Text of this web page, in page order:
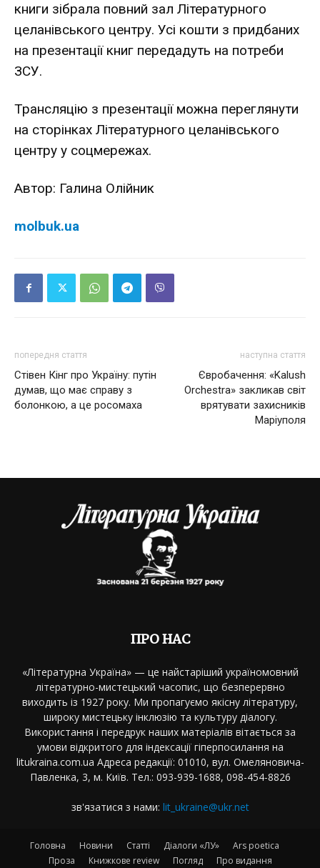
книги зібрала повний зал Літературного
целанівського центру. Усі кошти з придбаних
на презентації книг передадуть на потреби
ЗСУ.
Трансляцію з презентації можна переглянути
на сторінках Літературного целанівського
центру у соцмережах.
Автор: Галина Олійник
molbuk.ua
попередня стаття
Стівен Кінг про Україну: путін
думав, що має справу з
болонкою, а це росомаха
наступна стаття
Євробачення: «Kalush
Orchestra» закликав світ
врятувати захисників
Маріуполя
ПРО НАС
«Літературна Україна» — це найстаріший україномовний
літературно-мистецький часопис, що безперервно
виходить із 1927 року. Ми пропагуємо якісну літературу,
широку мистецьку інклюзію та культуру діалогу.
Використання і передрук наших матеріалів вітається за
умови відкритого для індексації гіперпосилання на
litukraina.com.ua Адреса редакції: 01010, вул. Омеляновича-
Павленка, 3, м. Київ. Тел.: 093-939-1688, 098-454-8826
зв'язатися з нами: lit_ukraine@ukr.net
Головна Новини Статті Діалоги «ЛУ»
Ars poetica
Проза
Книжкове review Погляд Про видання